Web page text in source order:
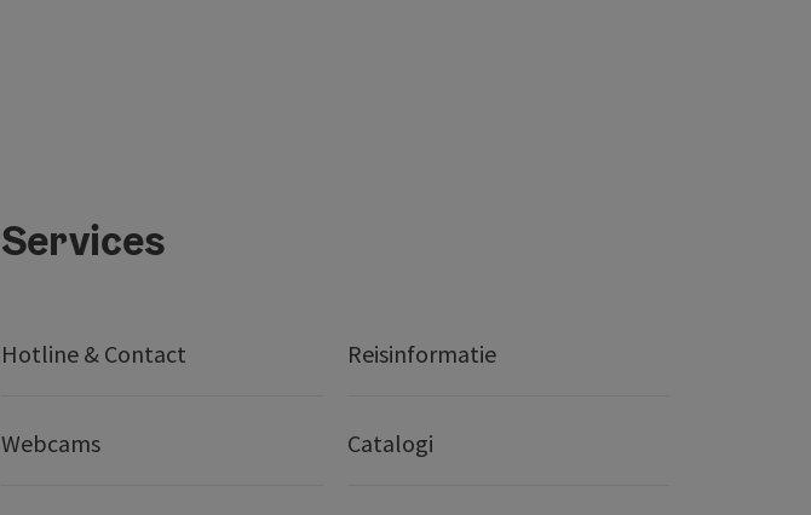
Services
Hotline & Contact Reisinformatie
Webcams Catalogi